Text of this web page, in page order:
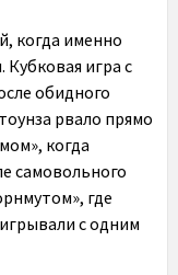
когда именно
игра с
обидного
рвало прямо
когда
самовольного
где
с одним